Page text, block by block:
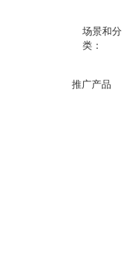
场景和分
类：
推广产品